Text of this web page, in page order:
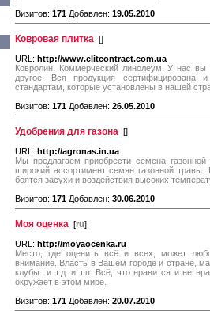
Визитов: 171 Добавлен: 19.05.2010
Ковровая плитка []
URL: http://www.elitcontract.com.ua
Ковролин. Коммерческий линолеум. У нас вы
другое. Вся продукция сертифицирована
стандартам, которые установлены в нашей
Визитов: 171 Добавлен: 26.05.2010
Удобрения для газона []
URL: http://agronas.in.ua
Мы предлагаем приобрести семена
широкий ассортимент семян газонной
боятся засухи и воздействия высоких
Визитов: 171 Добавлен: 30.06.2010
Моя оценка [ru]
URL: http://moyaocenka.ru
Место, где оценить всё и всех, может
внимание. Власть в Вашем городе и стране,
клубы...и т.д. и т.п. Всё, что нравится и не
окружает в этом мире.
Визитов: 171 Добавлен: 20.07.2010